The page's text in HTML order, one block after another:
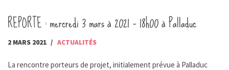
REPORTE : mercredi 3 mars à 2021 – 18h00 à Palladuc
2 MARS 2021 ACTUALITÉS
La rencontre porteurs de projet, initialement prévue à Palladuc